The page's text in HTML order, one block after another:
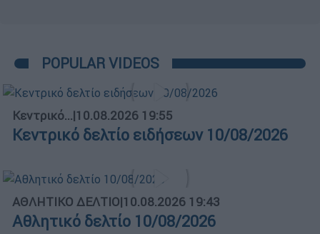
POPULAR VIDEOS
Κεντρικό...|10.08.2026 19:55
Κεντρικό δελτίο ειδήσεων 10/08/2026
ΑΘΛΗΤΙΚΟ ΔΕΛΤΙΟ|10.08.2026 19:43
Αθλητικό δελτίο 10/08/2026